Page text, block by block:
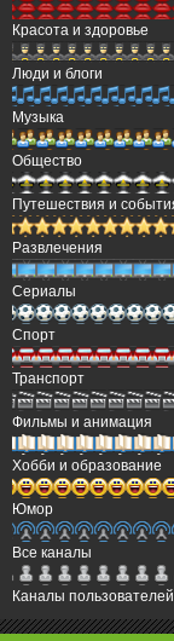
Красота и здоровье
Люди и блоги
Музыка
Общество
Путешествия и
Развлечения
Сериалы
Спорт
Транспорт
Фильмы и анимация
Хобби и образование
Юмор
Все каналы
Каналы пользователей